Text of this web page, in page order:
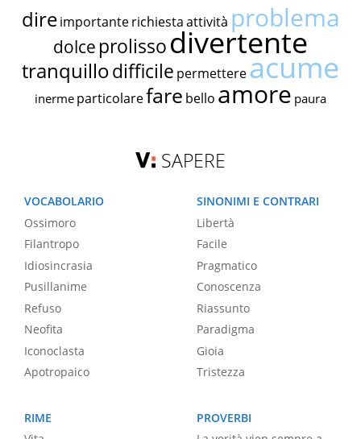
dire importante richiestaattività problema
dolce prolissodivertente
tranquillodifficile permettereacume
inerme particolarefare bello amore paura
SAPERE
VOCABOLARIO
Ossimoro
Filantropo
Idiosincrasia
Pusillanime
Refuso
Neofita
Iconoclasta
Apotropaico
SINONIMI E CONTRARI
Libertà
Facile
Pragmatico
Conoscenza
Riassunto
Paradigma
Gioia
Tristezza
RIME
PROVERBI